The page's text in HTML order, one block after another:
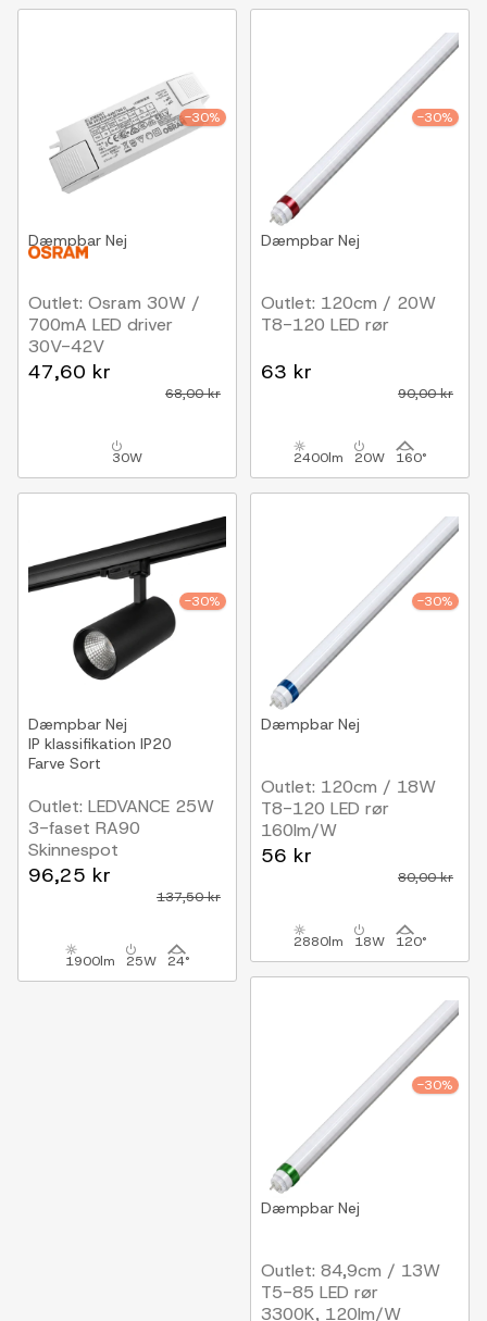
-30%
Dæmpbar Nej
Outlet: Osram 30W /
700mA LED driver
30V-42V
47,60 kr
68,00 kr
30W
-30%
Dæmpbar Nej
Outlet: 120cm / 20W
T8-120 LED rør
63 kr
90,00 kr
2400lm 20W 160°
-30%
Dæmpbar Nej
IP klassifikation IP20
Farve Sort
Outlet: LEDVANCE 25W
3-faset RA90
Skinnespot
4000K, 24 graders, sort
96,25 kr
137,50 kr
1900lm 25W 24°
-30%
Dæmpbar Nej
Outlet: 120cm / 18W
T8-120 LED rør
160lm/W
56 kr
80,00 kr
2880lm 18W 120°
-30%
Dæmpbar Nej
Outlet: 84,9cm / 13W
T5-85 LED rør
3300K, 120lm/W